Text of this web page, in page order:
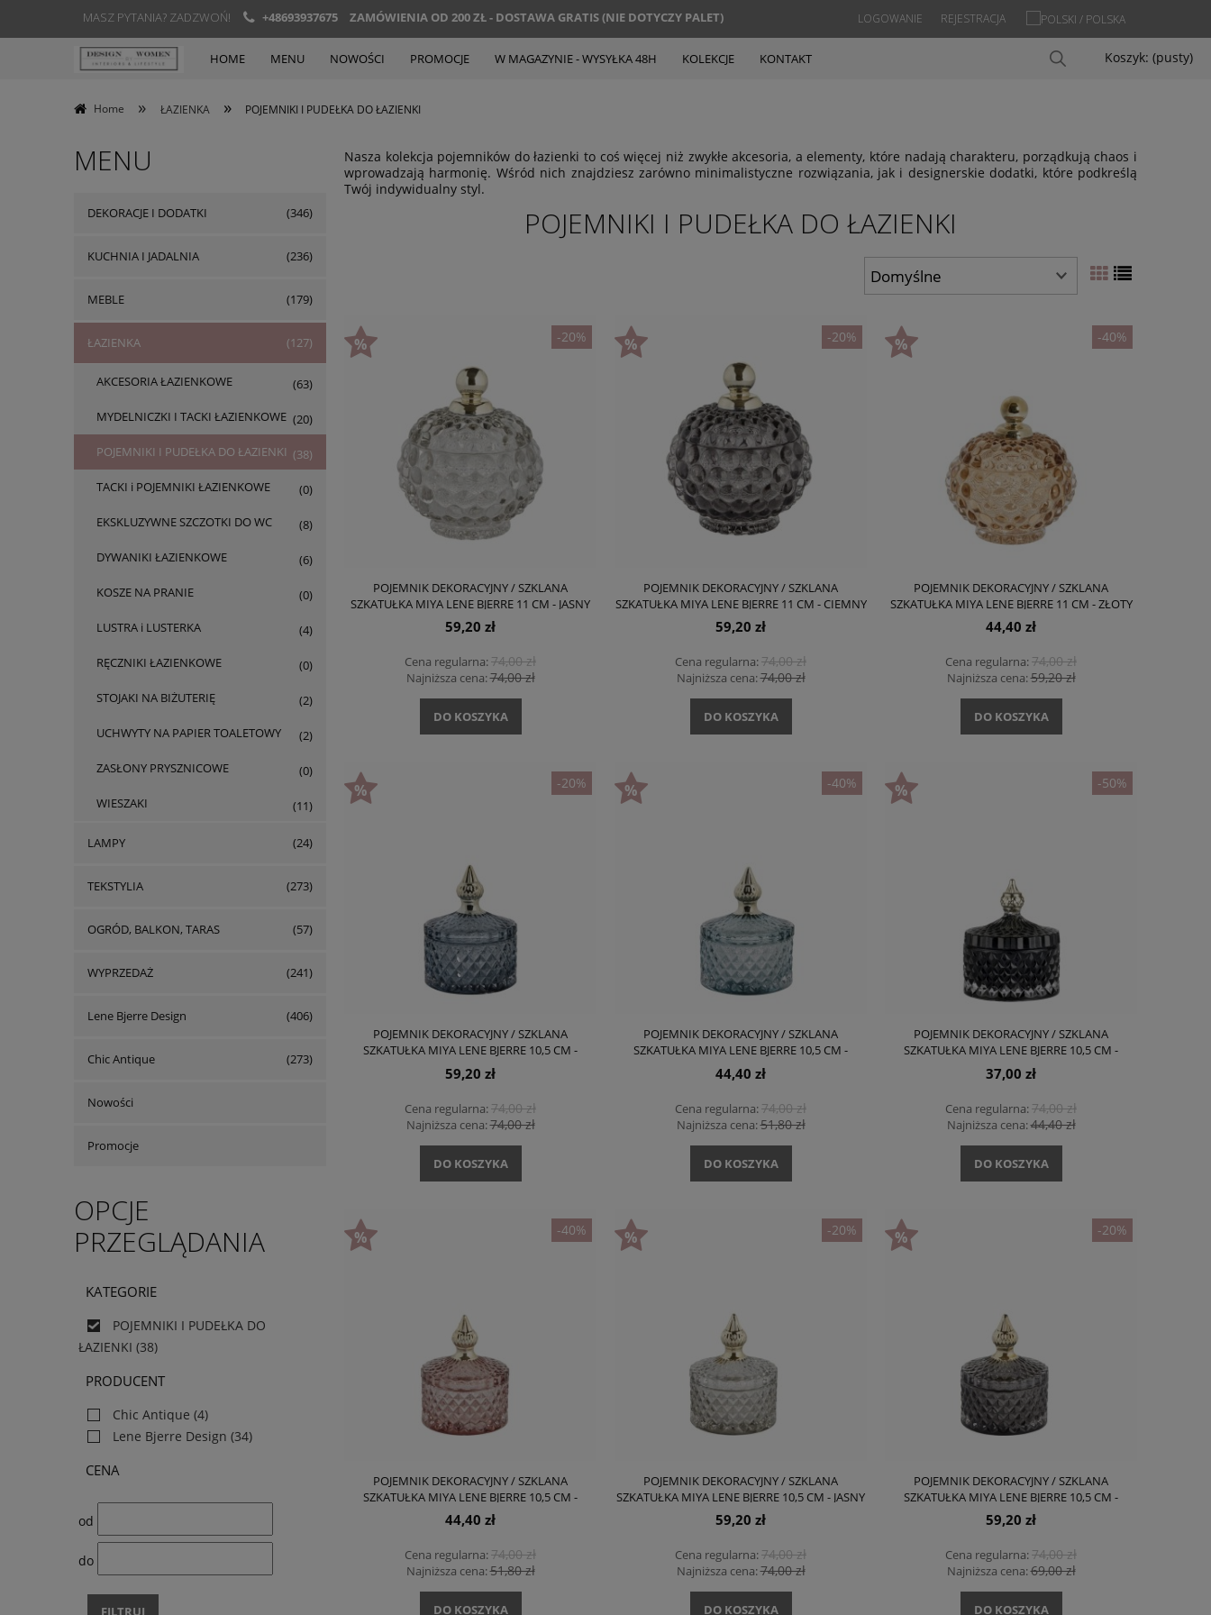
MASZ PYTANIA? ZADZWOŃ! +48693937675 ZAMÓWIENIA OD 200 ZŁ - DOSTAWA GRATIS (NIE DOTYCZY PALET) REJESTRACJA
LOGOWANIE
Koszyk: (pusty)
HOME MENU NOWOŚCI PROMOCJE W MAGAZYNIE - WYSYŁKA 48H KOLEKCJE KONTAKT
Home » ŁAZIENKA » POJEMNIKI I PUDEŁKA DO ŁAZIENKI
MENU
DEKORACJE I DODATKI (346)
KUCHNIA I JADALNIA (236)
MEBLE (179)
ŁAZIENKA (127)
AKCESORIA ŁAZIENKOWE (63)
MYDELNICZKI I TACKI ŁAZIENKOWE (20)
POJEMNIKI I PUDEŁKA DO ŁAZIENKI (38)
TACKI i POJEMNIKI ŁAZIENKOWE (0)
EKSKLUZYWNE SZCZOTKI DO WC (8)
DYWANIKI ŁAZIENKOWE (6)
KOSZE NA PRANIE (0)
LUSTRA i LUSTERKA (4)
RĘCZNIKI ŁAZIENKOWE (0)
STOJAKI NA BIŻUTERIĘ (2)
UCHWYTY NA PAPIER TOALETOWY (2)
ZASŁONY PRYSZNICOWE (0)
WIESZAKI (11)
LAMPY (24)
TEKSTYLIA (273)
OGRÓD, BALKON, TARAS (57)
WYPRZEDAŻ (241)
Lene Bjerre Design (406)
Chic Antique (273)
Nowości
Promocje
OPCJE
PRZEGLĄDANIA
KATEGORIE
POJEMNIKI I PUDEŁKA DO
ŁAZIENKI (38)
PRODUCENT
Chic Antique (4)
Lene Bjerre Design (34)
CENA
od
do
Nasza kolekcja pojemników do łazienki to coś więcej niż zwykłe akcesoria, a elementy, które nadają charakteru, porządkują chaos i
wprowadzają harmonię. Wśród nich znajdziesz zarówno minimalistyczne rozwiązania, jak i designerskie dodatki, które podkreślą
Twój indywidualny styl.
POJEMNIKI I PUDEŁKA DO ŁAZIENKI
POJEMNIK DEKORACYJNY / SZKLANA
SZKATUŁKA MIYA LENE BJERRE 11 CM - JASNY
SZARY
59,20 zł
Cena regularna:74,00 zł
Najniższa cena:74,00 zł
DO KOSZYKA
-20%
POJEMNIK DEKORACYJNY / SZKLANA
SZKATUŁKA MIYA LENE BJERRE 11 CM - CIEMNY
SZARY
59,20 zł
Cena regularna:74,00 zł
Najniższa cena:74,00 zł
DO KOSZYKA
-20%
POJEMNIK DEKORACYJNY / SZKLANA
SZKATUŁKA MIYA LENE BJERRE 11 CM - ZŁOTY
BRĄZOWY
44,40 zł
Cena regularna:74,00 zł
Najniższa cena:59,20 zł
DO KOSZYKA
-40%
POJEMNIK DEKORACYJNY / SZKLANA
SZKATUŁKA MIYA LENE BJERRE 10,5 CM -
NIEBIESKI (JASNY)
59,20 zł
Cena regularna:74,00 zł
Najniższa cena:74,00 zł
DO KOSZYKA
-20%
POJEMNIK DEKORACYJNY / SZKLANA
SZKATUŁKA MIYA LENE BJERRE 10,5 CM -
MIĘTOWY
44,40 zł
Cena regularna:74,00 zł
Najniższa cena:51,80 zł
DO KOSZYKA
-40%
POJEMNIK DEKORACYJNY / SZKLANA
SZKATUŁKA MIYA LENE BJERRE 10,5 CM -
CIEMNY SZARY (TORFOWY)
37,00 zł
Cena regularna:74,00 zł
Najniższa cena:44,40 zł
DO KOSZYKA
-50%
POJEMNIK DEKORACYJNY / SZKLANA
SZKATUŁKA MIYA LENE BJERRE 10,5 CM -
MGLISTY RÓŻOWY
44,40 zł
Cena regularna:74,00 zł
Najniższa cena:51,80 zł
DO KOSZYKA
-40%
POJEMNIK DEKORACYJNY / SZKLANA
SZKATUŁKA MIYA LENE BJERRE 10,5 CM - JASNY
SZARY
59,20 zł
Cena regularna:74,00 zł
Najniższa cena:74,00 zł
DO KOSZYKA
-20%
POJEMNIK DEKORACYJNY / SZKLANA
SZKATUŁKA MIYA LENE BJERRE 10,5 CM -
CIEMNY SZARY
59,20 zł
Cena regularna:74,00 zł
Najniższa cena:69,00 zł
DO KOSZYKA
-20%